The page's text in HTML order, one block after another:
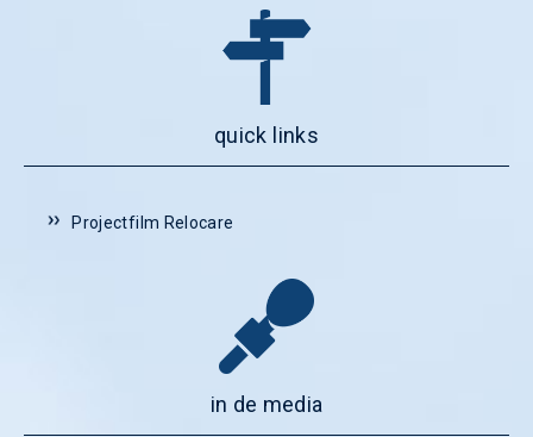
quick links
Projectfilm Relocare
in de media